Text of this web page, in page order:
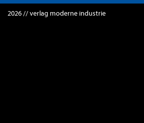
2026 // verlag moderne industrie